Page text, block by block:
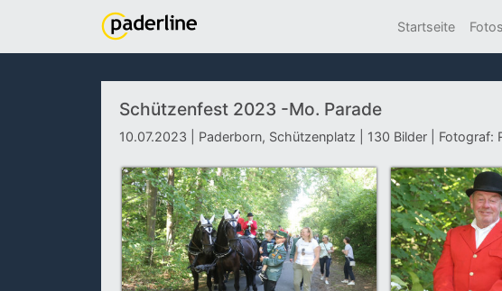
Startseite Fotos
Schützenfest 2023 -Mo. Parade
10.07.2023 | Paderborn, Schützenplatz | 130 Bilder | Fotograf: